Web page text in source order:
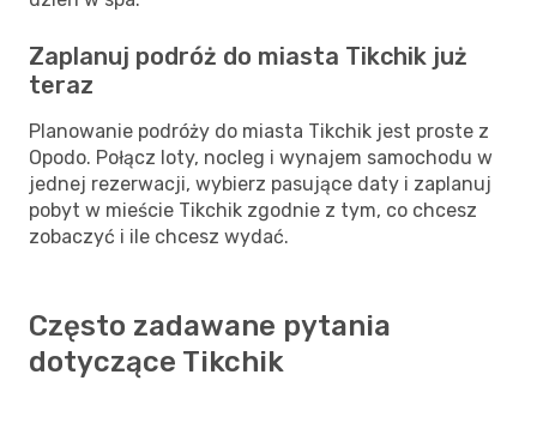
Zaplanuj podróż do miasta Tikchik już
teraz
Planowanie podróży do miasta Tikchik jest proste z
Opodo. Połącz loty, nocleg i wynajem samochodu w
jednej rezerwacji, wybierz pasujące daty i zaplanuj
pobyt w mieście Tikchik zgodnie z tym, co chcesz
zobaczyć i ile chcesz wydać.
Często zadawane pytania
dotyczące Tikchik